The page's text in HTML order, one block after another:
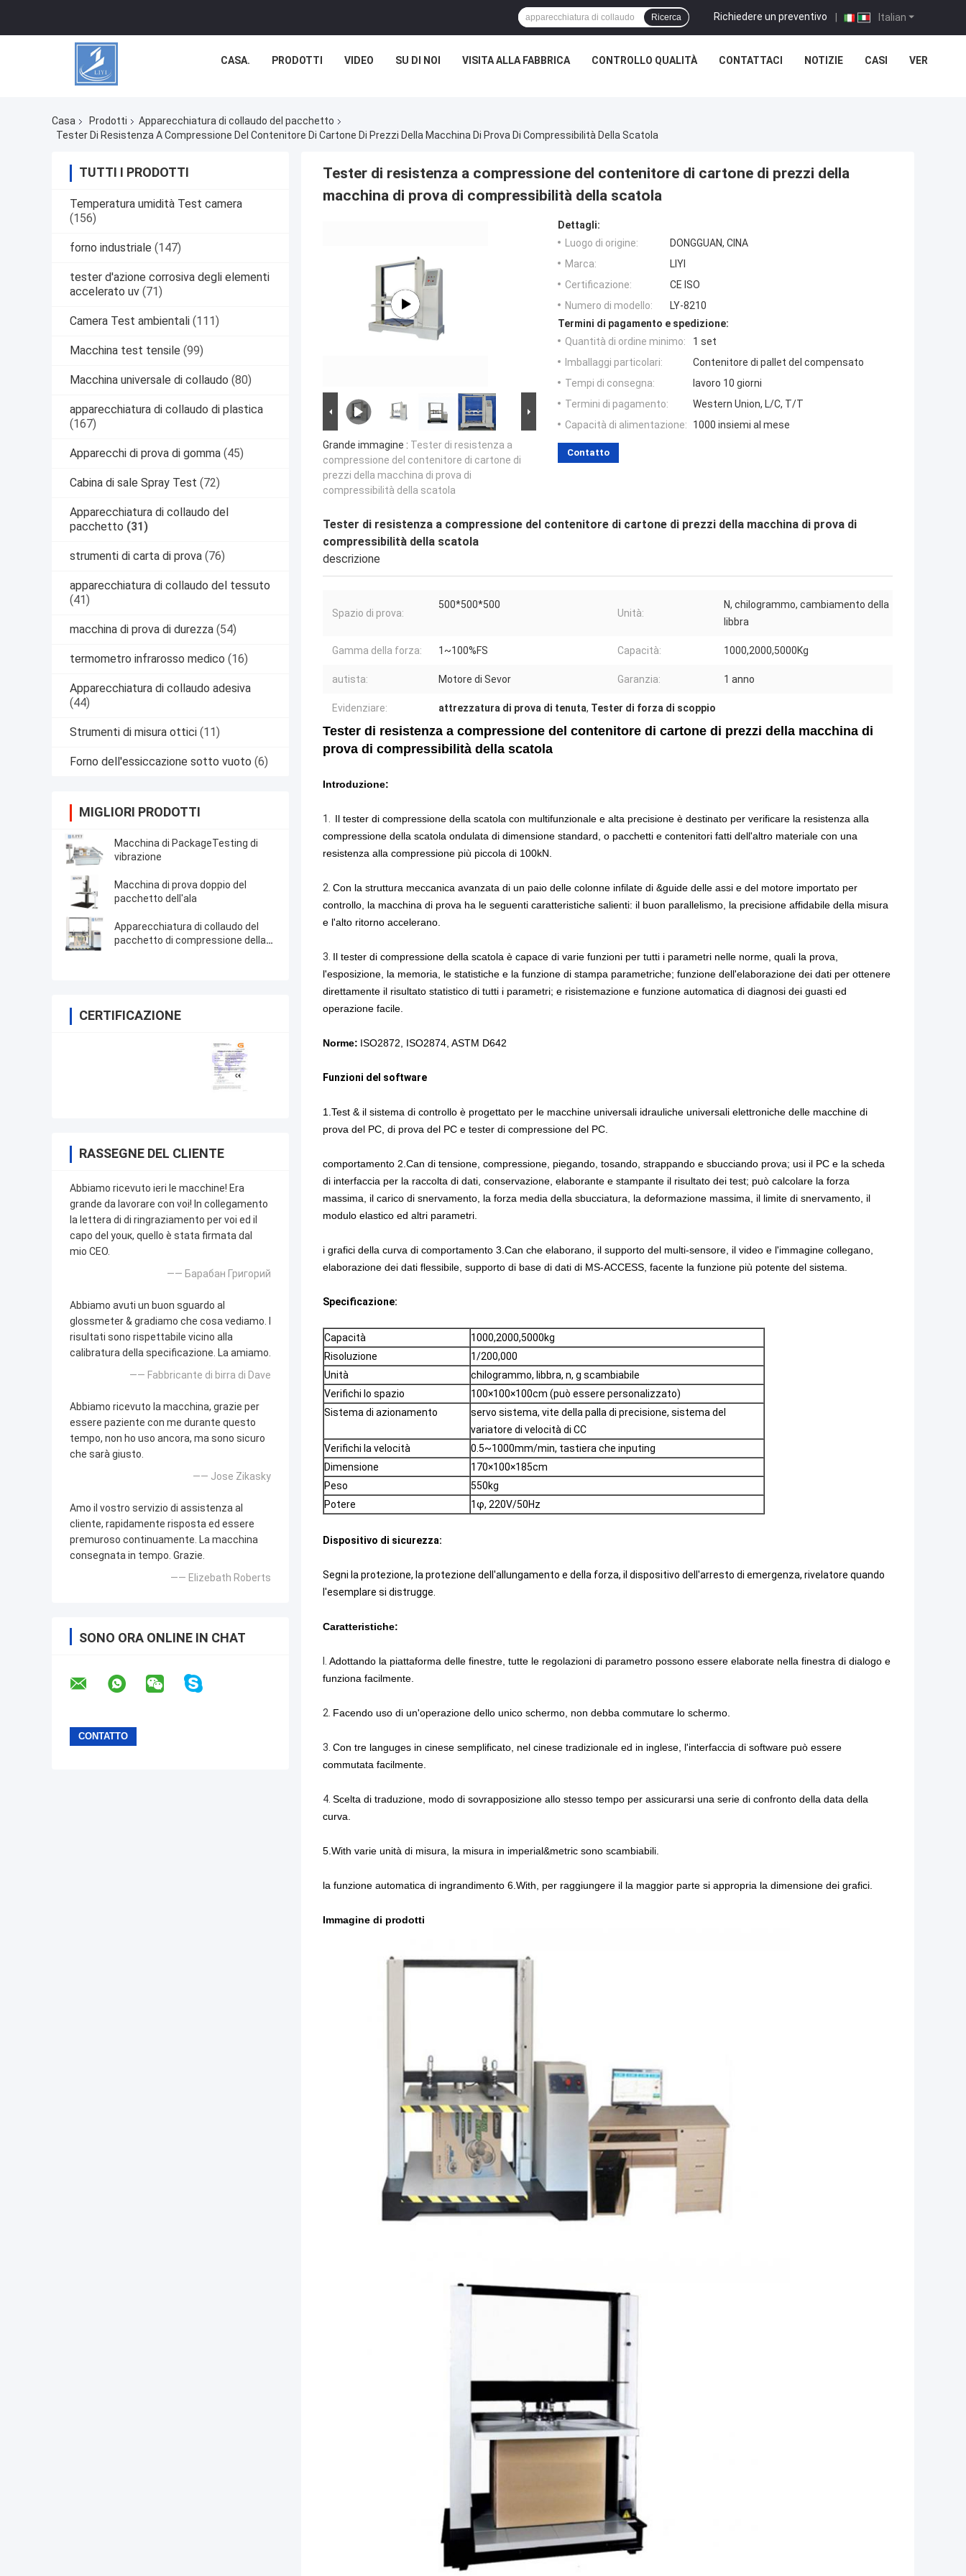
Italian
Richiedere un preventivo |
Ricerca
CASA. PRODOTTI VIDEO SU DI NOI VISITA ALLA FABBRICA CONTROLLO QUALITÀ CONTATTACI NOTIZIE CASI VER
Casa Prodotti
Apparecchiatura di collaudo del pacchetto
Tester Di Resistenza A Compressione Del Contenitore Di Cartone Di Prezzi Della Macchina Di Prova Di Compressibilità Della Scatola
TUTTI I PRODOTTI
Temperatura umidità Test camera
(156)
forno industriale (147)
tester d'azione corrosiva degli elementi
accelerato uv (71)
Camera Test ambientali (111)
Macchina test tensile (99)
Macchina universale di collaudo (80)
apparecchiatura di collaudo di plastica
(167)
Apparecchi di prova di gomma (45)
Cabina di sale Spray Test (72)
Apparecchiatura di collaudo del
pacchetto (31)
strumenti di carta di prova (76)
apparecchiatura di collaudo del tessuto
(41)
macchina di prova di durezza (54)
termometro infrarosso medico (16)
Apparecchiatura di collaudo adesiva
(44)
Strumenti di misura ottici (11)
Forno dell'essiccazione sotto vuoto (6)
MIGLIORI PRODOTTI
Macchina di PackageTesting di
vibrazione
Macchina di prova doppio del
pacchetto dell'ala
Apparecchiatura di collaudo del
pacchetto di compressione della
CERTIFICAZIONE
RASSEGNE DEL CLIENTE
Abbiamo ricevuto ieri le macchine! Era
grande da lavorare con voi! In collegamento
la lettera di di ringraziamento per voi ed il
capo del youк, quello è stata firmata dal
mio CEO.
—— Барабан Григорий
Abbiamo avuti un buon sguardo al
glossmeter & gradiamo che cosa vediamo. I
risultati sono rispettabile vicino alla
calibratura della specificazione. La amiamo.
—— Fabbricante di birra di Dave
Abbiamo ricevuto la macchina, grazie per
essere paziente con me durante questo
tempo, non ho uso ancora, ma sono sicuro
che sarà giusto.
—— Jose Zikasky
Amo il vostro servizio di assistenza al
cliente, rapidamente risposta ed essere
premuroso continuamente. La macchina
consegnata in tempo. Grazie.
—— Elizebath Roberts
SONO ORA ONLINE IN CHAT
Tester di resistenza a compressione del contenitore di cartone di prezzi della
macchina di prova di compressibilità della scatola
Grande immagine : Tester di resistenza a
compressione del contenitore di cartone di
prezzi della macchina di prova di
compressibilità della scatola
Dettagli:
Luogo di origine:
DONGGUAN, CINA
Marca:
LIYI
Certificazione:
CE ISO
Numero di modello:
LY-8210
Termini di pagamento e spedizione:
Quantità di ordine minimo:
1 set
Imballaggi particolari:
Contenitore di pallet del compensato
Tempi di consegna:
lavoro 10 giorni
Termini di pagamento:
Western Union, L/C, T/T
Capacità di alimentazione:
1000 insiemi al mese
Contatto
Tester di resistenza a compressione del contenitore di cartone di prezzi della macchina di prova di
compressibilità della scatola
descrizione
Spazio di prova:
500*500*500
Unità:
N, chilogrammo, cambiamento della
libbra
Gamma della forza: 1~100%FS Capacità: 1000,2000,5000Kg
autista: Motore di Sevor Garanzia: 1 anno
Evidenziare: attrezzatura di prova di tenuta, Tester di forza di scoppio
Tester di resistenza a compressione del contenitore di cartone di prezzi della macchina di
prova di compressibilità della scatola
Introduzione:
1. Il tester di compressione della scatola con multifunzionale e alta precisione è destinato per verificare la resistenza alla
compressione della scatola ondulata di dimensione standard, o pacchetti e contenitori fatti dell'altro materiale con una
resistenza alla compressione più piccola di 100kN.
2. Con la struttura meccanica avanzata di un paio delle colonne infilate di &guide delle assi e del motore importato per
controllo, la macchina di prova ha le seguenti caratteristiche salienti: il buon parallelismo, la precisione affidabile della misura
e l'alto ritorno accelerano.
3. Il tester di compressione della scatola è capace di varie funzioni per tutti i parametri nelle norme, quali la prova,
l'esposizione, la memoria, le statistiche e la funzione di stampa parametriche; funzione dell'elaborazione dei dati per ottenere
direttamente il risultato statistico di tutti i parametri; e risistemazione e funzione automatica di diagnosi dei guasti ed
operazione facile.
Norme: ISO2872, ISO2874, ASTM D642
Funzioni del software
1.Test & il sistema di controllo è progettato per le macchine universali idrauliche universali elettroniche delle macchine di
prova del PC, di prova del PC e tester di compressione del PC.
comportamento 2.Can di tensione, compressione, piegando, tosando, strappando e sbucciando prova; usi il PC e la scheda
di interfaccia per la raccolta di dati, conservazione, elaborante e stampante il risultato dei test; può calcolare la forza
massima, il carico di snervamento, la forza media della sbucciatura, la deformazione massima, il limite di snervamento, il
modulo elastico ed altri parametri.
i grafici della curva di comportamento 3.Can che elaborano, il supporto del multi-sensore, il video e l'immagine collegano,
elaborazione dei dati flessibile, supporto di base di dati di MS-ACCESS, facente la funzione più potente del sistema.
Specificazione:
Capacità
1000,2000,5000kg
Risoluzione
1/200,000
Unità
chilogrammo, libbra, n, g scambiabile
Verifichi lo spazio
100×100×100cm (può essere personalizzato)
Sistema di azionamento
servo sistema, vite della palla di precisione, sistema del
variatore di velocità di CC
Verifichi la velocità
0.5~1000mm/min, tastiera che inputing
Dimensione
170×100×185cm
Peso
550kg
Potere
1φ, 220V/50Hz
Dispositivo di sicurezza:
Segni la protezione, la protezione dell'allungamento e della forza, il dispositivo dell'arresto di emergenza, rivelatore quando
l'esemplare si distrugge.
Caratteristiche:
l. Adottando la piattaforma delle finestre, tutte le regolazioni di parametro possono essere elaborate nella finestra di dialogo e
funziona facilmente.
2. Facendo uso di un'operazione dello unico schermo, non debba commutare lo schermo.
3. Con tre languges in cinese semplificato, nel cinese tradizionale ed in inglese, l'interfaccia di software può essere
commutata facilmente.
4. Scelta di traduzione, modo di sovrapposizione allo stesso tempo per assicurarsi una serie di confronto della data della
curva.
5.With varie unità di misura, la misura in imperial&metric sono scambiabili.
la funzione automatica di ingrandimento 6.With, per raggiungere il la maggior parte si appropria la dimensione dei grafici.
Immagine di prodotti